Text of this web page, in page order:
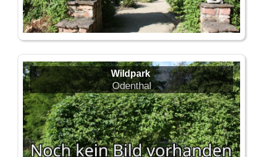
Wildpark
Odenthal